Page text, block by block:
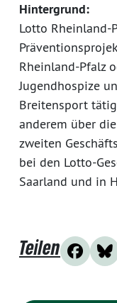
Hintergrund:
Lotto Rheinland-
Rheinland-Pfalz
Jugendhospize
Breitensport
anderem über
zweiten
bei den Lotto-
Saarland und in
Teilen